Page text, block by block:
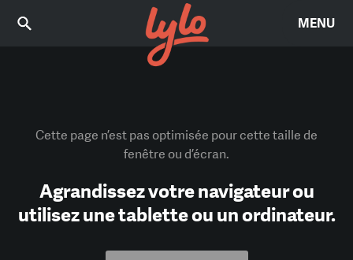
MENU
Cette page n’est pas optimisée pour cette taille de
fenêtre ou d’écran.
Agrandissez votre navigateur ou
utilisez une tablette ou un ordinateur.